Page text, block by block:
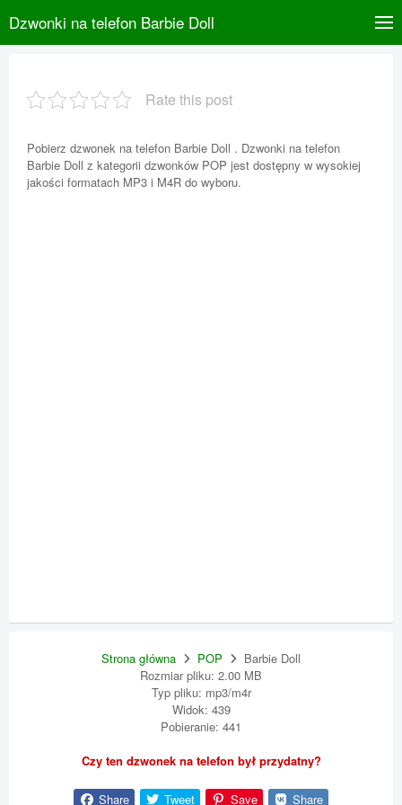
Dzwonki na telefon Barbie Doll
Rate this post
Pobierz dzwonek na telefon Barbie Doll . Dzwonki na telefon
Barbie Doll z kategorii dzwonków POP jest dostępny w wysokiej
jakości formatach MP3 i M4R do wyboru.
Strona główna POP
Barbie Doll
Rozmiar pliku: 2.00 MB
Typ pliku: mp3/m4r
Widok: 439
Pobieranie: 441
Czy ten dzwonek na telefon był przydatny?
Share Tweet Save Share